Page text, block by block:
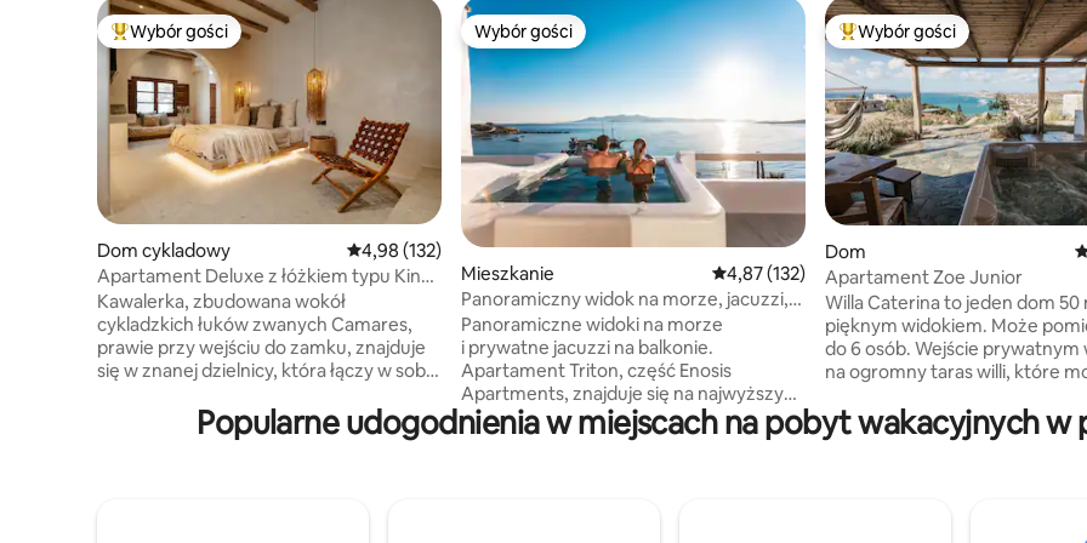
Najpopularniejsze z kategorii Wybór gości
Wybór gości
Dom cykladowy Średnia ocena: 4,98 na 5, liczba recenzji: 132
4,98 (132)
Apartament Deluxe z łóżkiem typu King,
maksymalnie 3 osoby, Stoa Suites
Kawalerka, zbudowana wokół
cykladzkich łuków zwanych Camares,
prawie przy wejściu do zamku, znajduje
się w znanej dzielnicy, która łączy w sobie
życiem restauracje, winiarnie
i wszelkiego rodzaju sklepy, do których
Wybór gości
Wybór gości
Mieszkanie Średnia ocena: 4,87 na 5, liczba recenzji: 132
4,87 (132)
Panoramiczny widok na morze, jacuzzi,
najwyższe piętro| Flat Triton
Panoramiczne widoki na morze
i prywatne jacuzzi na balkonie.
Apartament Triton, część Enosis
Apartments, znajduje się na najwyższym
piętrze przy słynnej plaży Agia Anna na
Naksos, zaledwie kilka kroków od
Najpopularniejsze z kategorii
Wybór gości
Dom
Apartament Zoe Junior
Willa Caterina to jeden dom 50
pięknym widokiem. Może
do 6 osób. Wejście prywatnym
na ogromny taras willi, które
zachody i wschody słońca. Jest
wyposażony ma przestronny
domu. Do dyspozycji Gości jest
Popularne udogodnienia w miejscach na pobyt wakacyjnych w